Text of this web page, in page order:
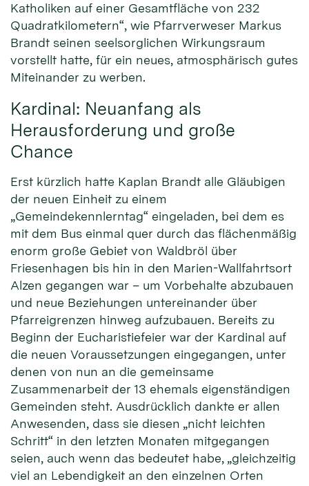
Katholiken auf einer Gesamtfläche von 232
Quadratkilometern“, wie Pfarrverweser Markus
Brandt seinen seelsorglichen Wirkungsraum
vorstellt hatte, für ein neues, atmosphärisch gutes
Miteinander zu werben.
Kardinal: Neuanfang als
Herausforderung und große
Chance
Erst kürzlich hatte Kaplan Brandt alle Gläubigen
der neuen Einheit zu einem
„Gemeindekennlerntag“ eingeladen, bei dem es
mit dem Bus einmal quer durch das flächenmäßig
enorm große Gebiet von Waldbröl über
Friesenhagen bis hin in den Marien-Wallfahrtsort
Alzen gegangen war – um Vorbehalte abzubauen
und neue Beziehungen untereinander über
Pfarreigrenzen hinweg aufzubauen. Bereits zu
Beginn der Eucharistiefeier war der Kardinal auf
die neuen Voraussetzungen eingegangen, unter
denen von nun an die gemeinsame
Zusammenarbeit der 13 ehemals eigenständigen
Gemeinden steht. Ausdrücklich dankte er allen
Anwesenden, dass sie diesen „nicht leichten
Schritt“ in den letzten Monaten mitgegangen
seien, auch wenn das bedeutet habe, „gleichzeitig
viel an Lebendigkeit an den einzelnen Orten